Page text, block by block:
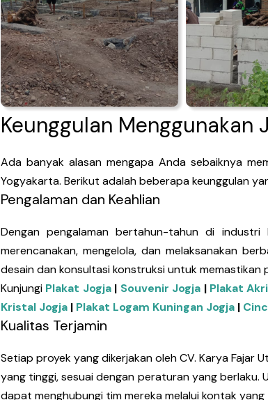
Keunggulan Menggunakan
Ada banyak alasan mengapa Anda sebaiknya
Yogyakarta. Berikut adalah beberapa keunggulan
Pengalaman dan Keahlian
Dengan pengalaman bertahun-tahun di
merencanakan, mengelola, dan melaksanakan
desain dan konsultasi konstruksi untuk memastikan
Kunjungi Plakat Jogja| Souvenir Jogja | Plakat
Kristal Jogja| Plakat Logam Kuningan Jogja|
Kualitas Terjamin
Setiap proyek yang dikerjakan oleh CV. Karya Fajar
yang tinggi, sesuai dengan peraturan yang berlaku.
dapat menghubungi tim mereka melalui kontak yang